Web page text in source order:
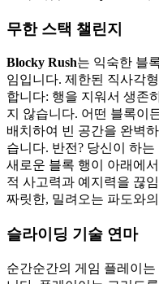
무한 스택 챌린지
Blocky Rush는 익숙한 블
임입니다. 제한된 직사각
합니다: 행을 지워서 생존
지 않습니다. 어떤 블록이
배치하여 빈 공간을 완벽
습니다. 반전? 당신이 하
새로운 블록 행이 아래에
적 사고력과 예지력을 끊
짜릿한, 밀려오는 파도와
슬라이딩 기술 연마
순간순간의 게임 플레이